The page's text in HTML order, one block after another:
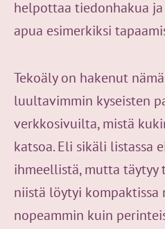
helpottaa tiedonhakua
apua esimerkiksi
Tekoäly on hakenut
luultavimmin kyseisten
verkkosivuilta, mistä
katsoa. Eli sikäli listassa
ihmeellistä, mutta täytyy
niistä löytyi kompaktissa
nopeammin kuin